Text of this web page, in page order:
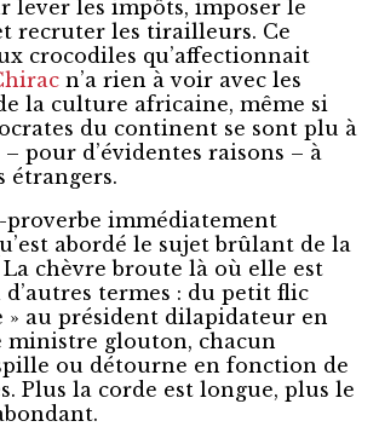
lever les impôts, imposer le
recruter les tirailleurs. Ce
crocodiles qu’affectionnait
n’a rien à voir avec les
la culture africaine, même si
du continent se sont plu à
pour d’évidentes raisons – à
étrangers.
proverbe immédiatement
abordé le sujet brûlant de la
chèvre broute là où elle est
d’autres termes : du petit flic
» au président dilapidateur en
ministre glouton, chacun
ou détourne en fonction de
Plus la corde est longue, plus le